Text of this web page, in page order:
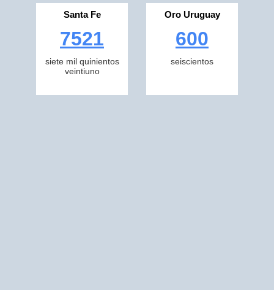
Santa Fe
7521
siete mil quinientos
veintiuno
Oro Uruguay
600
seiscientos